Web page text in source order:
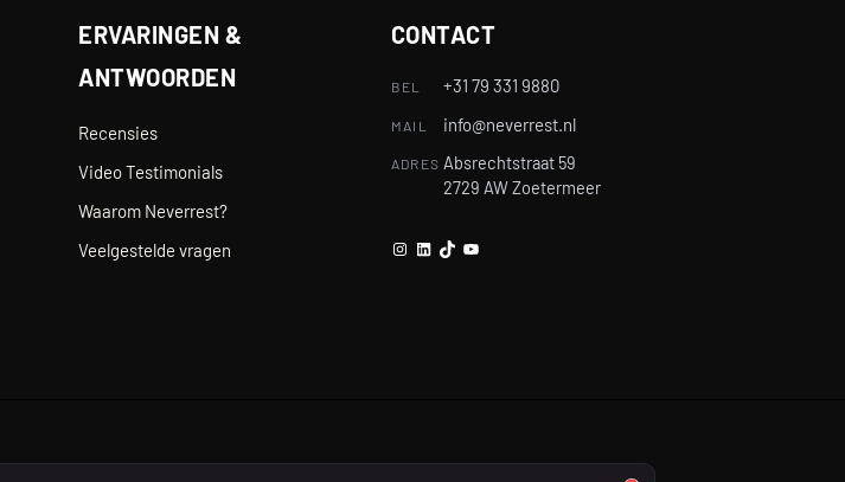
ERVARINGEN &
ANTWOORDEN
Recensies
Video Testimonials
Waarom Neverrest?
Veelgestelde vragen
CONTACT
BEL +31 79 331 9880
MAIL info@neverrest.nl
ADRES Absrechtstraat 59
2729 AW Zoetermeer
Instagram
LinkedIn
TikTokYouTube